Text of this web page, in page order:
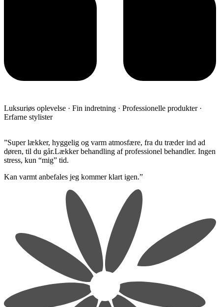
Luksuriøs oplevelse · Fin indretning · Professionelle produkter ·
Erfarne stylister
​”Super lækker, hyggelig og varm atmosfære, fra du træder ind ad
døren, til du går.Lækker behandling af professionel behandler. Ingen
stress, kun “mig” tid.
​Kan varmt anbefales jeg kommer klart igen.”